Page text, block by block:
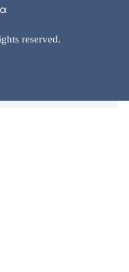
reserved.